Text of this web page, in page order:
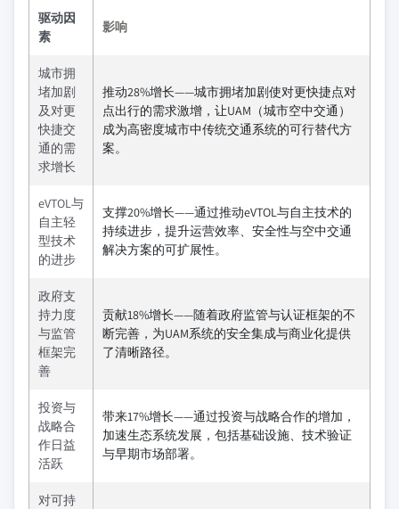
驱动因
素
影响
城市拥
堵加剧
及对更
快捷交
通的需
求增长
推动28%增长——城市拥堵加剧使对更快捷点对
点出行的需求激增，让UAM（城市空中交通）
成为高密度城市中传统交通系统的可行替代方
案。
eVTOL与
自主轻
型技术
的进步
支撑20%增长——通过推动eVTOL与自主技术的
持续进步，提升运营效率、安全性与空中交通
解决方案的可扩展性。
政府支
持力度
与监管
框架完
善
贡献18%增长——随着政府监管与认证框架的不
断完善，为UAM系统的安全集成与商业化提供
了清晰路径。
投资与
战略合
作日益
活跃
带来17%增长——通过投资与战略合作的增加，
加速生态系统发展，包括基础设施、技术验证
与早期市场部署。
对可持